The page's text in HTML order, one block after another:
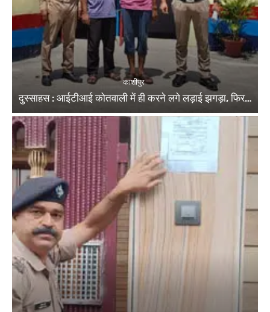
काशीपुर
दुस्साहस : आईटीआई कोतवाली में ही करने लगे लड़ाई झगड़ा, फिर…